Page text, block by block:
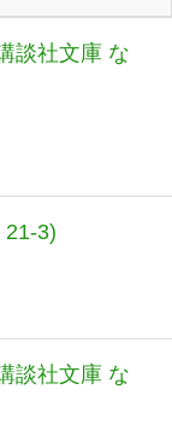
談社文庫 な
21-3)
談社文庫 な